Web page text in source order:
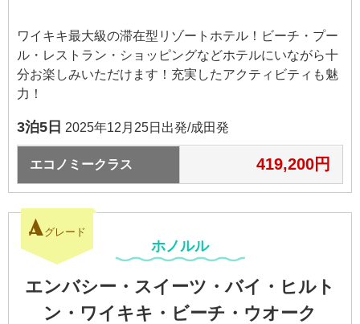
ワイキキ最大級の滞在型リゾートホテル！ビーチ・プー
ル・レストラン・ショッピングなどホテルにいながら十
分お楽しみいただけます！充実したアクティビティも魅
力！
3泊5日 2025年12月25日出発/成田発
エコノミークラス 419,200円
A グレード
ホノルル
エンバシー・スイーツ・バイ・ヒルト
ン・ワイキキ・ビーチ・ウオーク